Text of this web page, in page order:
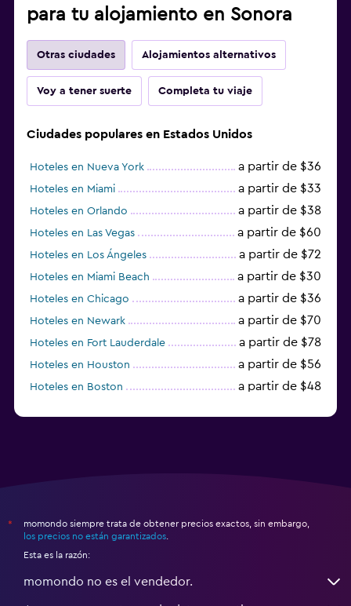
para tu alojamiento en Sonora
Otras ciudades Alojamientos alternativos
Voy a tener suerte Completa tu viaje
Ciudades populares en Estados Unidos
Hoteles en Nueva York a partir de $36
Hoteles en Miami a partir de $33
Hoteles en Orlando a partir de $38
Hoteles en Las Vegas a partir de $60
Hoteles en Los Ángeles a partir de $72
Hoteles en Miami Beach a partir de $30
Hoteles en Chicago a partir de $36
Hoteles en Newark a partir de $70
Hoteles en Fort Lauderdale a partir de $78
Hoteles en Houston a partir de $56
Hoteles en Boston a partir de $48
*
momondo siempre trata de obtener precios exactos, sin embargo,
los precios no están garantizados
Esta es la razón:
momondo no es el vendedor.